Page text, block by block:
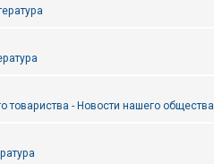
товариства - Новости нашего общества